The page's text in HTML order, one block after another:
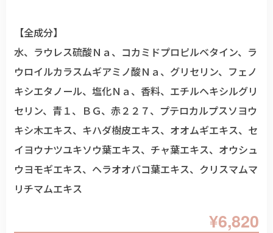
【全成分】
水、ラウレス硫酸Ｎａ、コカミドプロピルベタイン、ラ
ウロイルカラスムギアミノ酸Ｎａ、グリセリン、フェノ
キシエタノール、塩化Ｎａ、香料、エチルヘキシルグリ
セリン、青１、ＢＧ、赤２２７、プテロカルプスソヨウ
キシ木エキス、キハダ樹皮エキス、オオムギエキス、セ
イヨウナツユキソウ葉エキス、チャ葉エキス、オウシュ
ウヨモギエキス、ヘラオオバコ葉エキス、クリスマムマ
リチマムエキス
¥6,820